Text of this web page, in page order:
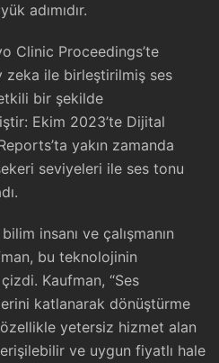
adımıdır.
Clinic Proceedings’te
zeka ile birleştirilmiş ses
bir şekilde
Ekim 2023’te Dijital
yakın zamanda
seviyeleri ile ses tonu
insanı ve çalışmanın
bu teknolojinin
Kaufman, “Ses
katlanarak dönüştürme
yetersiz hizmet alan
ve uygun fiyatlı hale